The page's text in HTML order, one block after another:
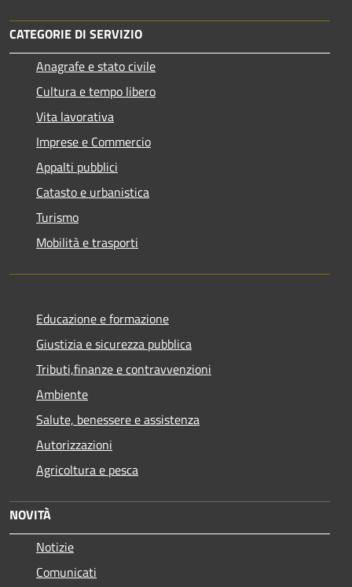
CATEGORIE DI SERVIZIO
Anagrafe e stato civile
Cultura e tempo libero
Vita lavorativa
Imprese e Commercio
Appalti pubblici
Catasto e urbanistica
Turismo
Mobilità e trasporti
Educazione e formazione
Giustizia e sicurezza pubblica
Tributi,finanze e contravvenzioni
Ambiente
Salute, benessere e assistenza
Autorizzazioni
Agricoltura e pesca
NOVITÀ
Notizie
Comunicati